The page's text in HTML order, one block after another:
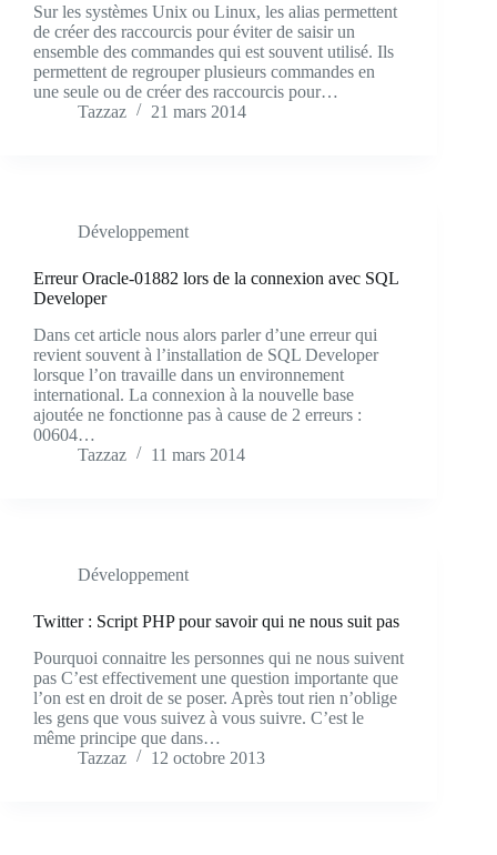
Sur les systèmes Unix ou Linux, les alias permettent
de créer des raccourcis pour éviter de saisir un
ensemble des commandes qui est souvent utilisé. Ils
permettent de regrouper plusieurs commandes en
une seule ou de créer des raccourcis pour…
Tazzaz
21 mars 2014
Développement
Erreur Oracle-01882 lors de la connexion avec SQL
Developer
Dans cet article nous alors parler d’une erreur qui
revient souvent à l’installation de SQL Developer
lorsque l’on travaille dans un environnement
international. La connexion à la nouvelle base
ajoutée ne fonctionne pas à cause de 2 erreurs :
00604…
Tazzaz
11 mars 2014
Développement
Twitter : Script PHP pour savoir qui ne nous suit pas
Pourquoi connaitre les personnes qui ne nous suivent
pas C’est effectivement une question importante que
l’on est en droit de se poser. Après tout rien n’oblige
les gens que vous suivez à vous suivre. C’est le
même principe que dans…
Tazzaz
12 octobre 2013